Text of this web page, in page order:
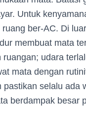
Untuk
ber-AC. Di
membuat mata
udara
mata dengan
selalu ada
berdampak besar